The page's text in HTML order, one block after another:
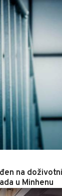
na
u Minhenu